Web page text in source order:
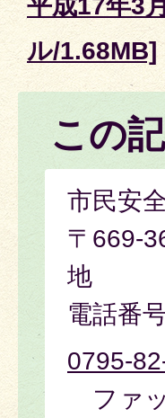
平成17年3
ル/1.68MB]
この
市民安
〒669-
地
電話番号
0795-
ファ